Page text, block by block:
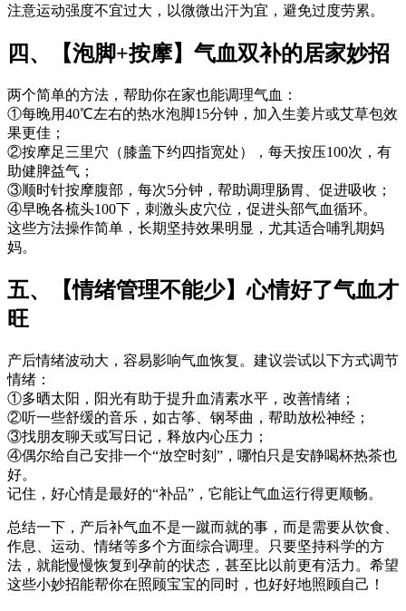
注意运动强度不宜过大，以微微出汗为宜，避免过度劳累。
四、【泡脚+按摩】气血双补的居家妙招
两个简单的方法，帮助你在家也能调理气血：
①每晚用40℃左右的热水泡脚15分钟，加入生姜片或艾草包效
果更佳；
②按摩足三里穴（膝盖下约四指宽处），每天按压100次，有
助健脾益气；
③顺时针按摩腹部，每次5分钟，帮助调理肠胃、促进吸收；
④早晚各梳头100下，刺激头皮穴位，促进头部气血循环。
这些方法操作简单，长期坚持效果明显，尤其适合哺乳期妈
妈。
五、【情绪管理不能少】心情好了气血才
旺
产后情绪波动大，容易影响气血恢复。建议尝试以下方式调节
情绪：
①多晒太阳，阳光有助于提升血清素水平，改善情绪；
②听一些舒缓的音乐，如古筝、钢琴曲，帮助放松神经；
③找朋友聊天或写日记，释放内心压力；
④偶尔给自己安排一个“放空时刻”，哪怕只是安静喝杯热茶也
好。
记住，好心情是最好的“补品”，它能让气血运行得更顺畅。
总结一下，产后补气血不是一蹴而就的事，而是需要从饮食、
作息、运动、情绪等多个方面综合调理。只要坚持科学的方
法，就能慢慢恢复到孕前的状态，甚至比以前更有活力。希望
这些小妙招能帮你在照顾宝宝的同时，也好好地照顾自己！